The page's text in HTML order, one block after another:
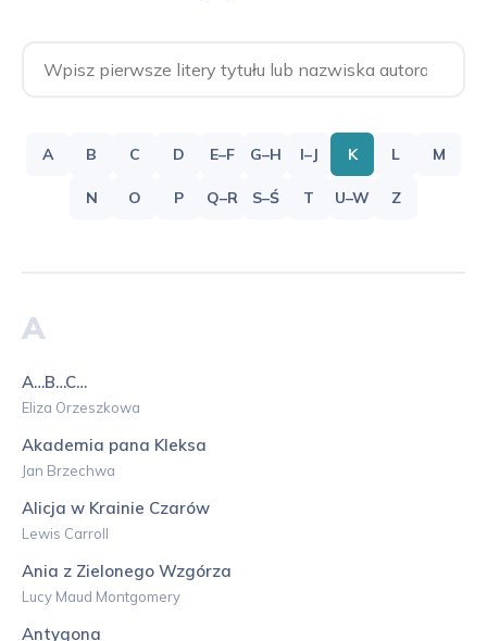
A B C D E–F G–H I–J K L M
N O P Q–R S–Ś T U–W Z
A
A…B…C…
Eliza Orzeszkowa
Akademia pana Kleksa
Jan Brzechwa
Alicja w Krainie Czarów
Lewis Carroll
Ania z Zielonego Wzgórza
Lucy Maud Montgomery
Antygona